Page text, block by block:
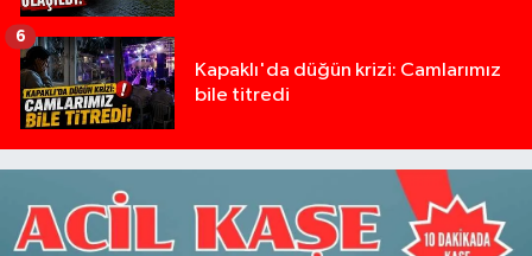
Kapaklı'da düğün krizi: Camlarımız
bile titredi
6